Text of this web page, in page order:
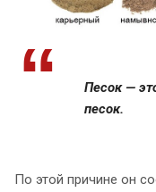
Песок —
песок.
По этой причине он